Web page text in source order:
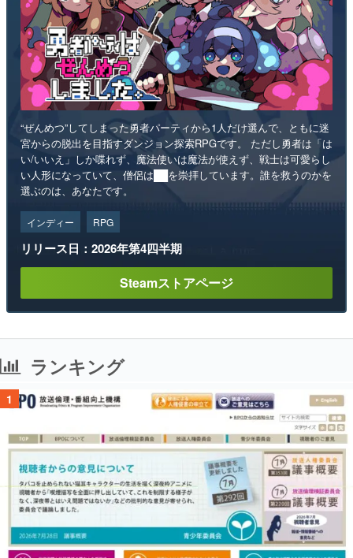
“ぜんめつ”してしまった勇者パーティから1人だけ選んで、ともに迷
宮からの脱出を目指すダンジョン探索RPGです。 ただし勇者は「は
い/いいえ」しか喋れず、魔法使いは魔法が使えず、戦士は可愛らし
い人形になっていて、僧侶は██を崇拝しています。誰を救うのかを
選ぶのは、あなたです。
インディー RPG
リリース日：2026年第4四半期
Steamストアページ
ランキング
1